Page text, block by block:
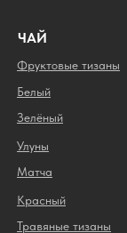
ЧАЙ
Фруктовые тизаны
Травяные тизаны
Красный
Матча
Улуны
Зелёный
Белый